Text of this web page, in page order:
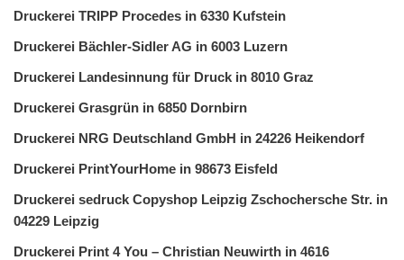
Druckerei TRIPP Procedes in 6330 Kufstein
Druckerei Bächler-Sidler AG in 6003 Luzern
Druckerei Landesinnung für Druck in 8010 Graz
Druckerei Grasgrün in 6850 Dornbirn
Druckerei NRG Deutschland GmbH in 24226 Heikendorf
Druckerei PrintYourHome in 98673 Eisfeld
Druckerei sedruck Copyshop Leipzig Zschochersche Str. in
04229 Leipzig
Druckerei Print 4 You – Christian Neuwirth in 4616